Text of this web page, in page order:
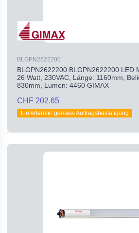
BLGPN2622200
BLGPN2622200 BLGPN2622200 LED
26 Watt, 230VAC, Länge: 1160mm,
830mm, Lumen: 4460 GIMAX
CHF 202.65
Liefertermin gemäss Auftragsbestätigung